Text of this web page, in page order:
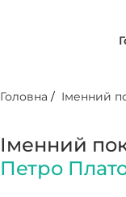
Головна / Іменний
Іменний
Петро